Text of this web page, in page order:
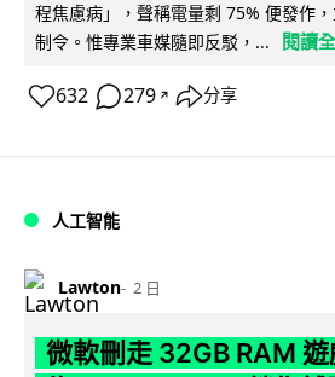
程焦慮病」，聲稱電量剩 75% 便發作
制令。惟專業車媒隨即反駁，...
閱讀
632 279 ↗ 分享
人工智能
Lawton 2 日
微軟刪走 32GB RAM